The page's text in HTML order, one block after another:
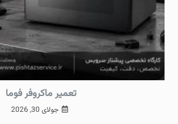
تعمیر ماکروفر فوما
جولای 30, 2026